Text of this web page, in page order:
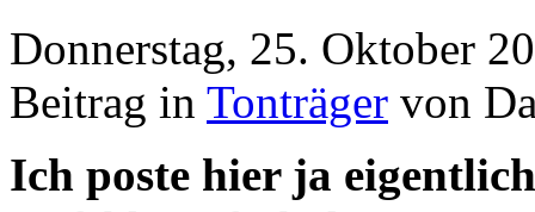
Donnerstag, 25. Oktober
Beitrag in Tonträger von
Ich poste hier ja